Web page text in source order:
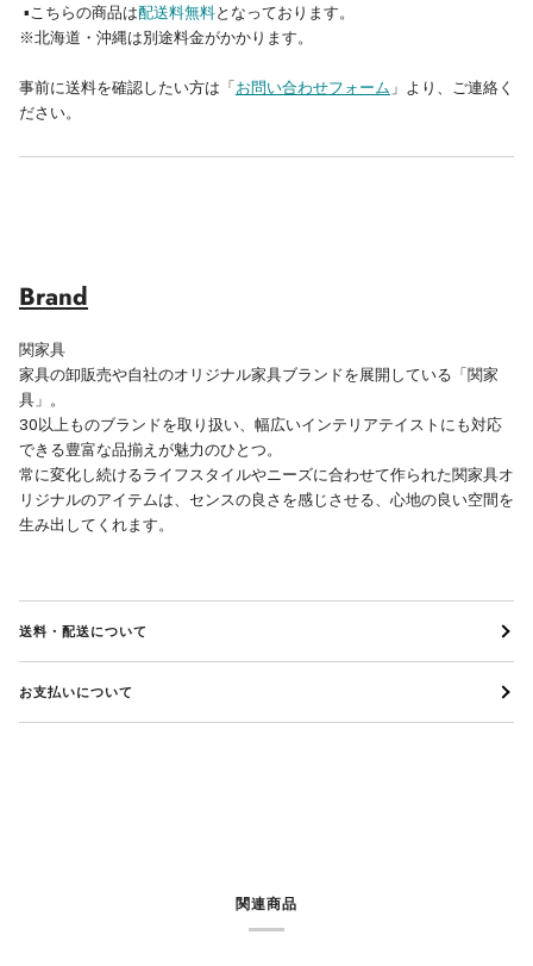
▪︎こちらの商品は配送料無料となっております。
※北海道・沖縄は別途料金がかかります。
事前に送料を確認したい方は「お問い合わせフォーム」より、ご連絡く
ださい。
Brand
関家具
家具の卸販売や自社のオリジナル家具ブランドを展開している「関家
具」。
30以上ものブランドを取り扱い、幅広いインテリアテイストにも対応
できる豊富な品揃えが魅力のひとつ。
常に変化し続けるライフスタイルやニーズに合わせて作られた関家具オ
リジナルのアイテムは、センスの良さを感じさせる、心地の良い空間を
生み出してくれます。
送料・配送について
お支払いについて
関連商品